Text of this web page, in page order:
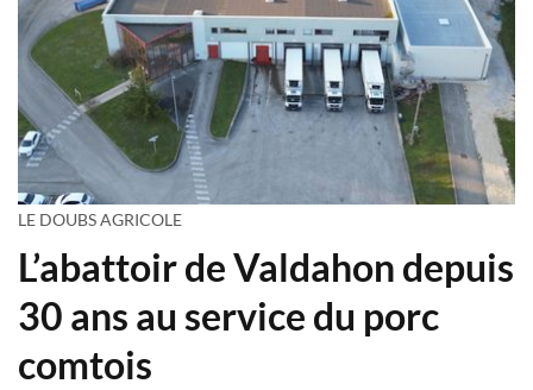
LE DOUBS AGRICOLE
L’abattoir de Valdahon depuis
30 ans au service du porc
comtois